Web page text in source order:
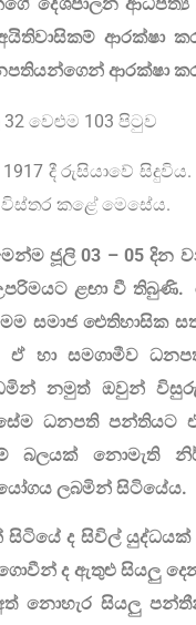
ආරක්ෂා
ආරක්ෂා
වෙළුම 103 පිටුව
දී රුසියාවේ
කළේ මෙසේය.
මෙන්ම ජූලි 03 – 05
ළඟා වී
සමාජ ඓතිහාසික
ඒ හා සමගාමීව
නමුත් ඔවුන්
ධනපති පන්තියට
බලයක් නොමැති
ලබමින් සිටියේය.
ද සිවිල් යුද්ධයක්
ද ඇතුළු සියලු
නොහැර සියලු